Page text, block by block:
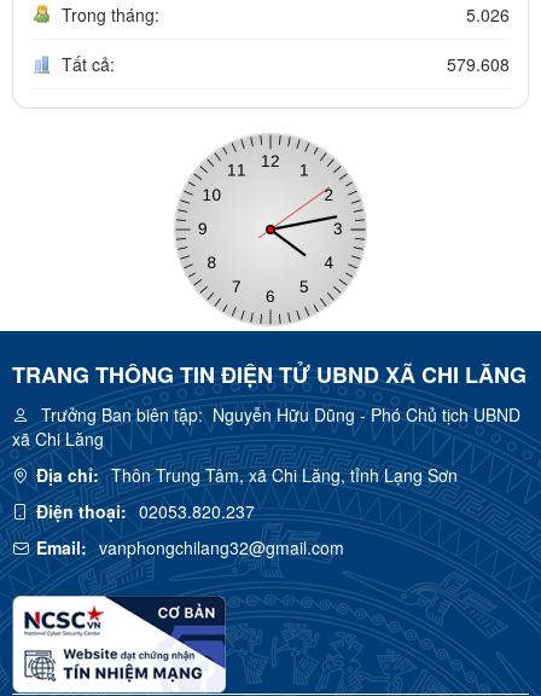
Trong tháng: 5.026
Tất cả: 579.608
TRANG THÔNG TIN ĐIỆN TỬ UBND XÃ CHI LĂNG
Trưởng Ban biên tập:Nguyễn Hữu Dũng - Phó Chủ tịch UBND
xã Chi Lăng
Địa chỉ: Thôn Trung Tâm, xã Chi Lăng, tỉnh Lạng Sơn
Điện thoại: 02053.820.237
Email: vanphongchilang32@gmail.com